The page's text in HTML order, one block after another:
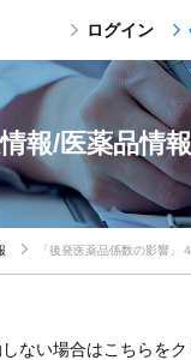
ログイン
報/医薬品情報
「後発医薬品係数の影響」
ない場合はこちらを